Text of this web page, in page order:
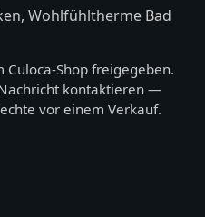
Wohlfühltherme Bad
Culoca-Shop freigegeben.
kontaktieren —
vor einem Verkauf.